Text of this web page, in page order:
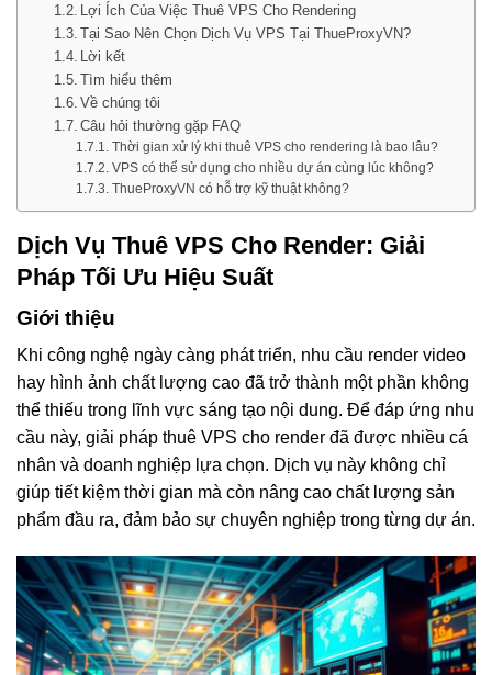
Lợi Ích Của Việc Thuê VPS Cho Rendering
Tại Sao Nên Chọn Dịch Vụ VPS Tại ThueProxyVN?
Lời kết
Tìm hiểu thêm
Về chúng tôi
Câu hỏi thường gặp FAQ
Thời gian xử lý khi thuê VPS cho rendering là bao lâu?
VPS có thể sử dụng cho nhiều dự án cùng lúc không?
ThueProxyVN có hỗ trợ kỹ thuật không?
Dịch Vụ Thuê VPS Cho Render: Giải
Pháp Tối Ưu Hiệu Suất
Giới thiệu
Khi công nghệ ngày càng phát triển, nhu cầu render video
hay hình ảnh chất lượng cao đã trở thành một phần không
thể thiếu trong lĩnh vực sáng tạo nội dung. Để đáp ứng nhu
cầu này, giải pháp thuê VPS cho render đã được nhiều cá
nhân và doanh nghiệp lựa chọn. Dịch vụ này không chỉ
giúp tiết kiệm thời gian mà còn nâng cao chất lượng sản
phẩm đầu ra, đảm bảo sự chuyên nghiệp trong từng dự án.